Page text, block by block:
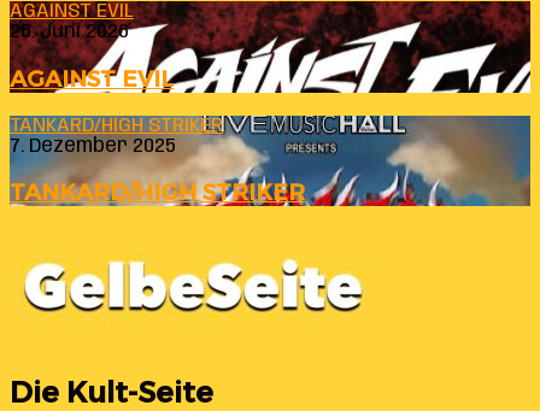
AGAINST EVIL
26. Juni 2026
AGAINST EVIL
TANKARD/HIGH STRIKER
7. Dezember 2025
TANKARD/HIGH STRIKER
Die Kult-Seite